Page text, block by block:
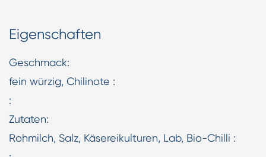
Eigenschaften
Geschmack:
fein würzig, Chilinote :
:
Zutaten:
Rohmilch, Salz, Käsereikulturen, Lab, Bio-Chilli :